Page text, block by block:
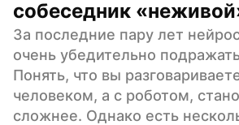
собеседник
За последние пару лет
очень убедительно
Понять, что вы
человеком, а с роботом,
сложнее. Однако есть